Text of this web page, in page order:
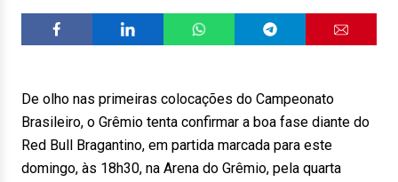
De olho nas primeiras colocações do Campeonato
Brasileiro, o Grêmio tenta confirmar a boa fase diante do
Red Bull Bragantino, em partida marcada para este
domingo, às 18h30, na Arena do Grêmio, pela quarta